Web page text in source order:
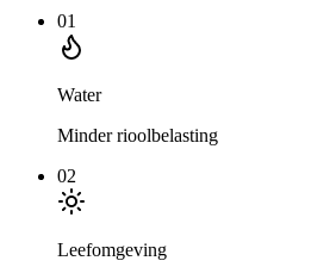
01
Water
Minder rioolbelasting
02
Leefomgeving